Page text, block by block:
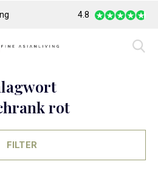
Safe Payment
4.8
rot
FILTER